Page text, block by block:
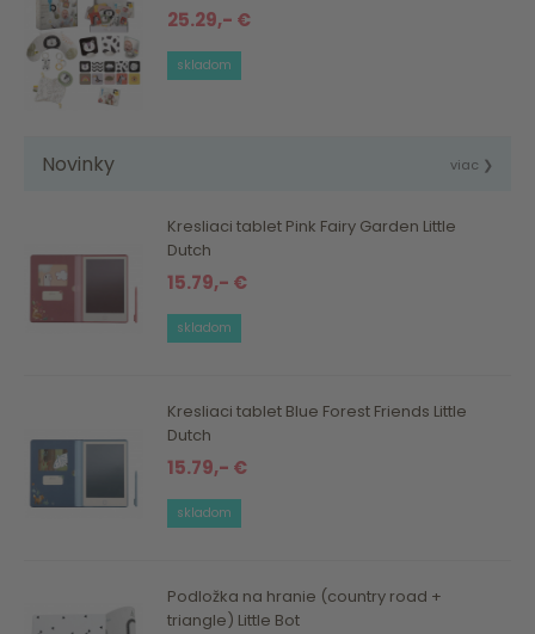
25.29,- €
skladom
Novinky viac ❯
Kresliaci tablet Pink Fairy Garden Little
Dutch
15.79,- €
skladom
Kresliaci tablet Blue Forest Friends Little
Dutch
15.79,- €
skladom
Podložka na hranie (country road +
triangle) Little Bot